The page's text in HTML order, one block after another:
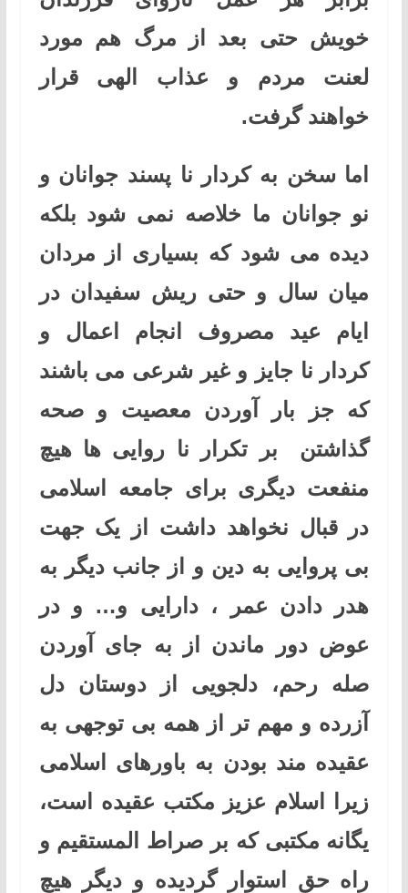
خویش حتی بعد از مرگ هم مورد
لعنت مردم و عذاب الهی قرار
خواهند گرفت.
اما سخن به کردار نا پسند جوانان و
نو جوانان ما خلاصه نمی شود بلکه
دیده می شود که بسیاری از مردان
میان سال و حتی ریش سفیدان در
ایام عید مصروف انجام اعمال و
کردار نا جایز و غیر شرعی می باشند
که جز بار آوردن معصیت و صحه
گذاشتن بر تکرار نا روایی ها هیچ
منفعت دیگری برای جامعه اسلامی
در قبال نخواهد داشت از یک جهت
بی پروایی به دین و از جانب دیگر به
هدر دادن عمر ، دارایی و… و در
عوض دور ماندن از به جای آوردن
صله رحم، دلجویی از دوستان دل
آزرده و مهم تر از همه بی توجهی به
عقیده مند بودن به باورهای اسلامی
زیرا اسلام عزیز مکتب عقیده است،
یگانه مکتبی که بر صراط المستقیم و
راه حق استوار گردیده و دیگر هیچ